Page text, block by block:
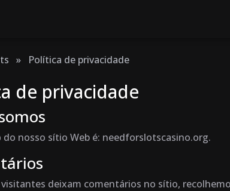
» Política de privacidade
de privacidade
do nosso sítio Web é: needforslotscasino.org.
deixam comentários no sítio,